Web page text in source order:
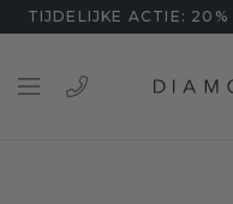
TIJDELIJKE ACTIE: